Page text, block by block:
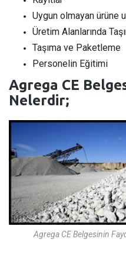
Uygun olmayan ürüne
Üretim Alanlarında
Taşıma ve Paketleme
Personelin Eğitimi
Agrega CE
Nelerdir;
Agrega CE Belgesinin